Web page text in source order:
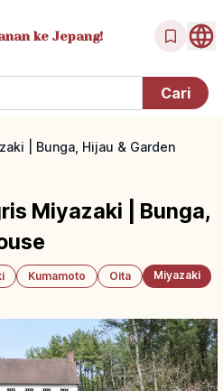
ke Jepang!
| Bunga, Hijau & Garden
Miyazaki | Bunga,
Kumamoto Oita
Miyazaki